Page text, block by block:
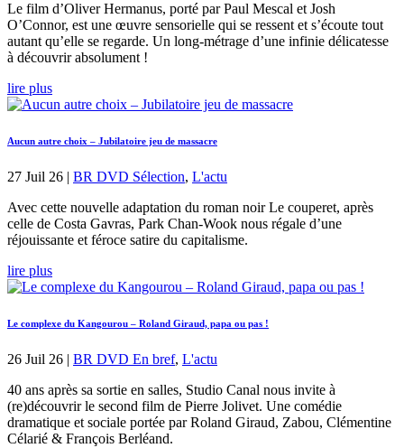
Le film d’Oliver Hermanus, porté par Paul Mescal et Josh
O’Connor, est une œuvre sensorielle qui se ressent et s’écoute tout
autant qu’elle se regarde. Un long-métrage d’une infinie délicatesse
à découvrir absolument !
lire plus
Aucun autre choix – Jubilatoire jeu de massacre
27 Juil 26 | BR DVD Sélection, L'actu
Avec cette nouvelle adaptation du roman noir Le couperet, après
celle de Costa Gavras, Park Chan-Wook nous régale d’une
réjouissante et féroce satire du capitalisme.
lire plus
Le complexe du Kangourou – Roland Giraud, papa ou pas !
26 Juil 26 | BR DVD En bref, L'actu
40 ans après sa sortie en salles, Studio Canal nous invite à
(re)découvrir le second film de Pierre Jolivet. Une comédie
dramatique et sociale portée par Roland Giraud, Zabou, Clémentine
Célarié & François Berléand.